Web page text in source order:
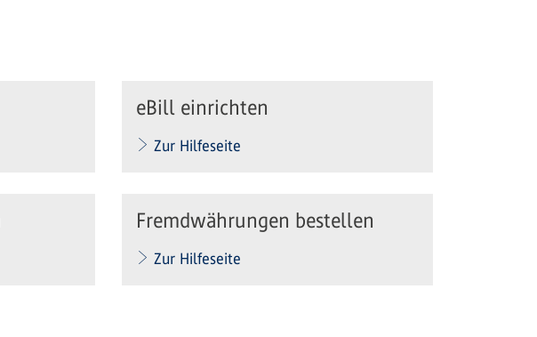
eBill einrichten
Zur Hilfeseite
Fremdwährungen bestellen
Zur Hilfeseite